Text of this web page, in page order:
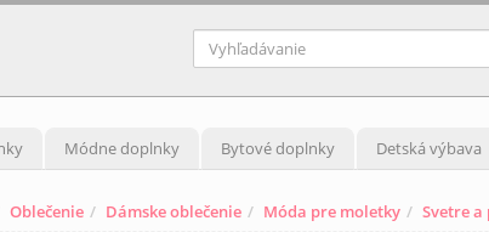
Módne doplnky Bytové doplnky Detská výbava
Oblečenie Dámske oblečenie Móda pre moletky Svetre